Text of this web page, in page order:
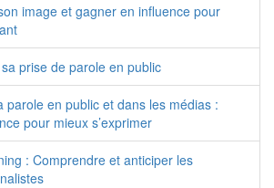
image et gagner en influence pour
prise de parole en public
parole en public et dans les médias :
pour mieux s’exprimer
: Comprendre et anticiper les